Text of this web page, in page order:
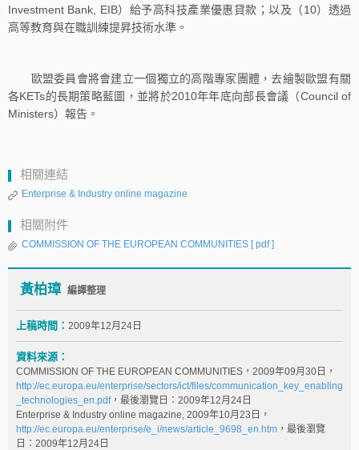
Investment Bank, EIB）給予高科技產業優惠貸款；以及（10）透過
高等教育與在職訓練提昇技術水準。
歐盟委員會將會建立一個獨立的高階專家團體，去繪製歐盟有關
各KETs的長期策略藍圖，並將於2010年年底向部長會議（Council of
Ministers）報告。
相關連結
Enterprise & Industry online magazine
相關附件
COMMISSION OF THE EUROPEAN COMMUNITIES [ pdf ]
黃柏璋 編譯整理
上稿時間： 2009年12月24日
資料來源：
COMMISSION OF THE EUROPEAN COMMUNITIES，2009年09月30日，
http://ec.europa.eu/enterprise/sectors/ict/files/communication_key_enabling
_technologies_en.pdf，最後瀏覽日：2009年12月24日
Enterprise & Industry online magazine, 2009年10月23日，
http://ec.europa.eu/enterprise/e_i/news/article_9698_en.htm ，最後瀏覽
日：2009年12月24日